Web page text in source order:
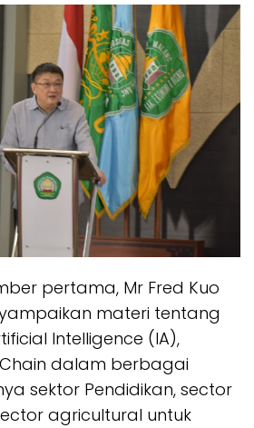
pertama, Mr Fred Kuo
materi tentang
Intelligence (IA),
dalam berbagai
sektor Pendidikan, sector
agricultural untuk